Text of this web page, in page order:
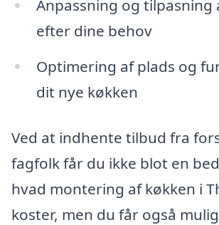
Anpassning og tilpasning
efter dine behov
Optimering af plads og
dit nye køkken
Ved at indhente tilbud fra
fagfolk får du ikke blot en
hvad montering af køkken i
koster, men du får også